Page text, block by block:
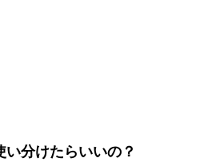
分けたらいいの？